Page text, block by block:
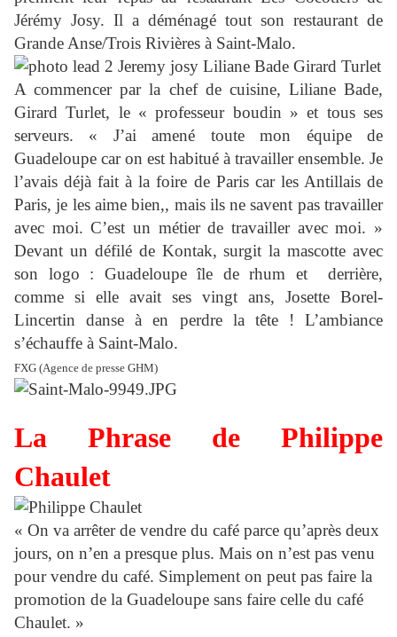
Jérémy Josy. Il a déménagé tout son restaurant de
Grande Anse/Trois Rivières à Saint-Malo.
A commencer par la chef de cuisine, Liliane Bade,
Girard Turlet, le « professeur boudin » et tous ses
serveurs. « J’ai amené toute mon équipe de
Guadeloupe car on est habitué à travailler ensemble. Je
l’avais déjà fait à la foire de Paris car les Antillais de
Paris, je les aime bien,, mais ils ne savent pas travailler
avec moi. C’est un métier de travailler avec moi. »
Devant un défilé de Kontak, surgit la mascotte avec
son logo : Guadeloupe île de rhum et
derrière,
comme si elle avait ses vingt ans, Josette Borel-
Lincertin danse à en perdre la tête ! L’ambiance
s’échauffe à Saint-Malo.
FXG (Agence de presse GHM)
La Phrase de Philippe
Chaulet
« On va arrêter de vendre du café parce qu’après deux
jours, on n’en a presque plus. Mais on n’est pas venu
pour vendre du café. Simplement on peut pas faire la
promotion de la Guadeloupe sans faire celle du café
Chaulet. »